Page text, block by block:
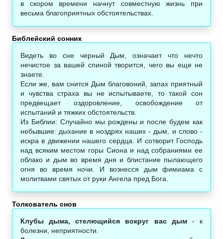
в скором времени начнут совместную жизнь при
весьма благоприятных обстоятельствах.
Библейский сонник‎
Видеть во сне черный Дым, означает что нечто
нечистое за вашей спиной творится, чего вы еще не
знаете.
Если же, вам снится Дым благовоний, запах приятный
и чувства страха вы не испытываете, то такой сон
предвещает оздоровление, освобождение от
испытаний и тяжких обстоятельств.
Из Библии: Случайно мы рождены и после будем как
небывшие: дыхание в ноздрях наших - дым, и слово -
искра в движении нашего сердца. И сотворит Господь
над всяким местом горы Сиона и над собраниями ее
облако и дым во время дня и блистание пылающего
огня во время ночи. И вознесся дым фимиама с
молитвами святых от руки Ангела пред Бога.
Толкователь снов
Клубы дыма, стелющийся вокруг вас дым- к
болезни, неприятности.